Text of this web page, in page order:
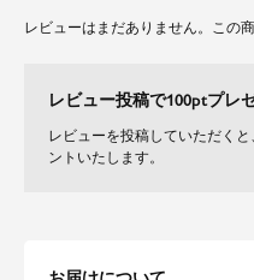
しっかりとした高級感がある生地
レビューはまだありません。この
レビュー投稿で100ptプレ
レビューを投稿していただく
ントいたします。